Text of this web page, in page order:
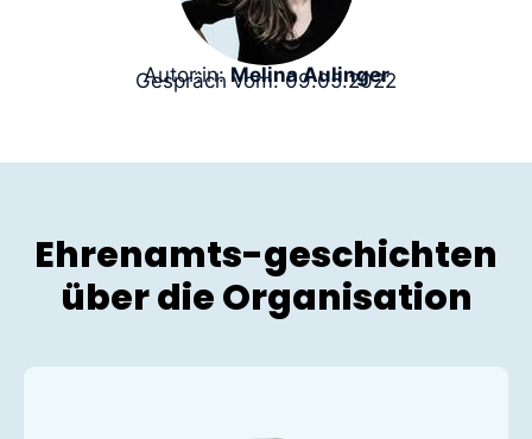
Autor:in: Melina Aulinger
Gespräch vom: 09.05.2022
Ehrenamts-geschichten
über die Organisation